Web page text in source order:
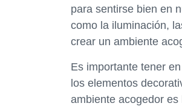
para sentirse bien en
como la iluminación,
crear un ambiente
Es importante tener
los elementos
ambiente acogedor